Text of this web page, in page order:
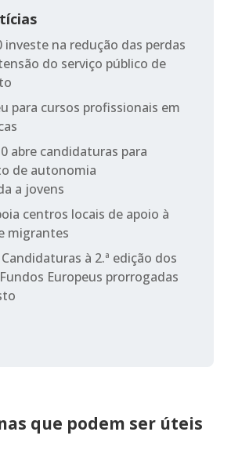
investe na redução das perdas
do serviço público de
para cursos profissionais em
abre candidaturas para
de autonomia
a jovens
centros locais de apoio à
migrantes
à 2.ª edição dos
Europeus prorrogadas
que podem ser úteis